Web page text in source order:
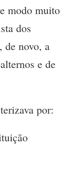
modo muito
dos
de novo, a
e de
por: